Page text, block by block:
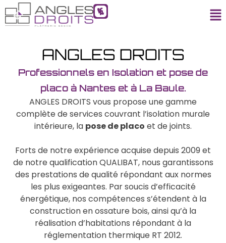
ANGLES DROITS
Professionnels en Isolation et pose de
placo à Nantes et à La Baule.
ANGLES DROITS vous propose une gamme
complète de services couvrant l’isolation murale
intérieure, la pose de placo et de joints.
Forts de notre expérience acquise depuis 2009 et
de notre qualification QUALIBAT, nous garantissons
des prestations de qualité répondant aux normes
les plus exigeantes. Par soucis d’efficacité
énergétique, nos compétences s’étendent à la
construction en ossature bois, ainsi qu’à la
réalisation d’habitations répondant à la
réglementation thermique RT 2012.